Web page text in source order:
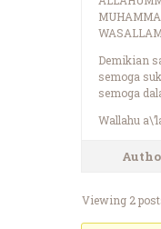
Demikian
semoga
semoga
Wallahu
Viewing 2